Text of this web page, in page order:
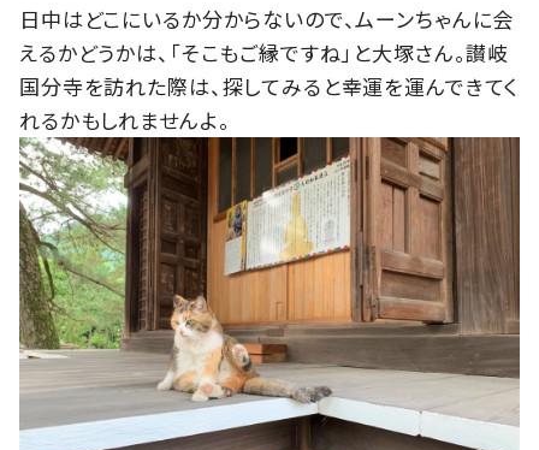
日中はどこにいるか分からないので、ムーンちゃんに会
えるかどうかは、「そこもご縁ですね」と大塚さん。讃岐
国分寺を訪れた際は、探してみると幸運を運んできてく
れるかもしれませんよ。